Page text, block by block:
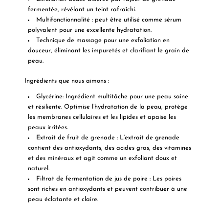
fermentée, révélant un teint rafraîchi.
Multifonctionnalité : peut être utilisé comme sérum
polyvalent pour une excellente hydratation.
Technique de massage pour une exfoliation en
douceur, éliminant les impuretés et clarifiant le grain de
peau.
Ingrédients que nous aimons :
Glycérine:
Ingrédient multitâche pour une peau saine
et résiliente. Optimise l’hydratation de la peau, protège
les membranes cellulaires et les lipides et apaise les
peaux irritées.
Extrait de fruit de grenade : L’extrait de grenade
contient des antioxydants, des acides gras, des vitamines
et des minéraux et agit comme un exfoliant doux et
naturel.
Filtrat de fermentation de jus de poire : Les poires
sont riches en antioxydants et peuvent contribuer à une
peau éclatante et claire.